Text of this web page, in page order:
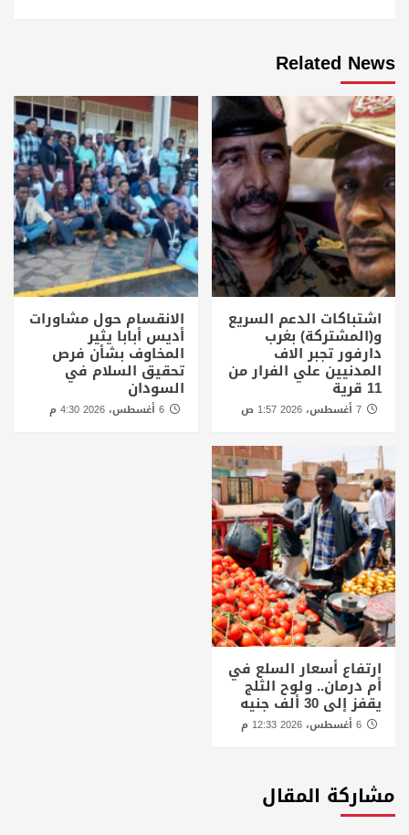
Related News
اشتباكات الدعم السريع
و(المشتركة) بغرب
دارفور تجبر الاف
المدنيين علي الفرار من
11 قرية
الانقسام حول مشاورات
أديس أبابا يثير
المخاوف بشأن فرص
تحقيق السلام في
السودان
6 أغسطس، 2026 4:30 م
ارتفاع أسعار السلع في
أم درمان.. ولوح الثلج
يقفز إلى 30 ألف جنيه
مشاركة المقال